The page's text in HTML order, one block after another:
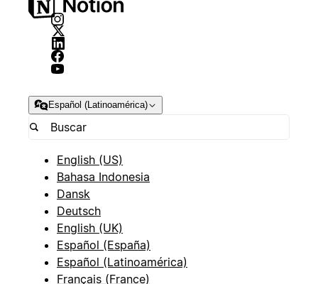
Español (Latinoamérica)
English (US)
Bahasa Indonesia
Dansk
Deutsch
English (UK)
Español (España)
Español (Latinoamérica)
Français (France)